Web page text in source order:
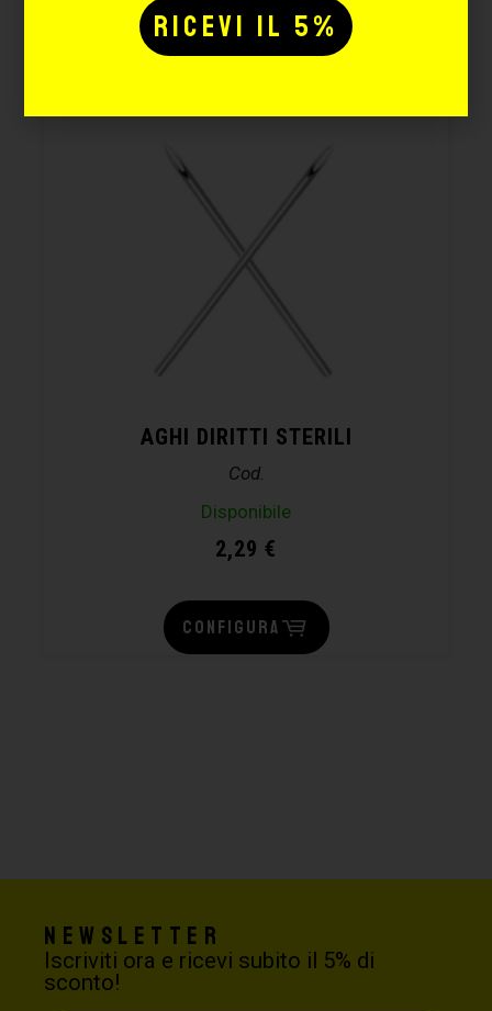
anche:
AGHI DIRITTI STERILI
Cod.
Disponibile
2,29 €
CONFIGURA
Newsletter
Iscriviti ora e ricevi subito il 5% di
sconto!